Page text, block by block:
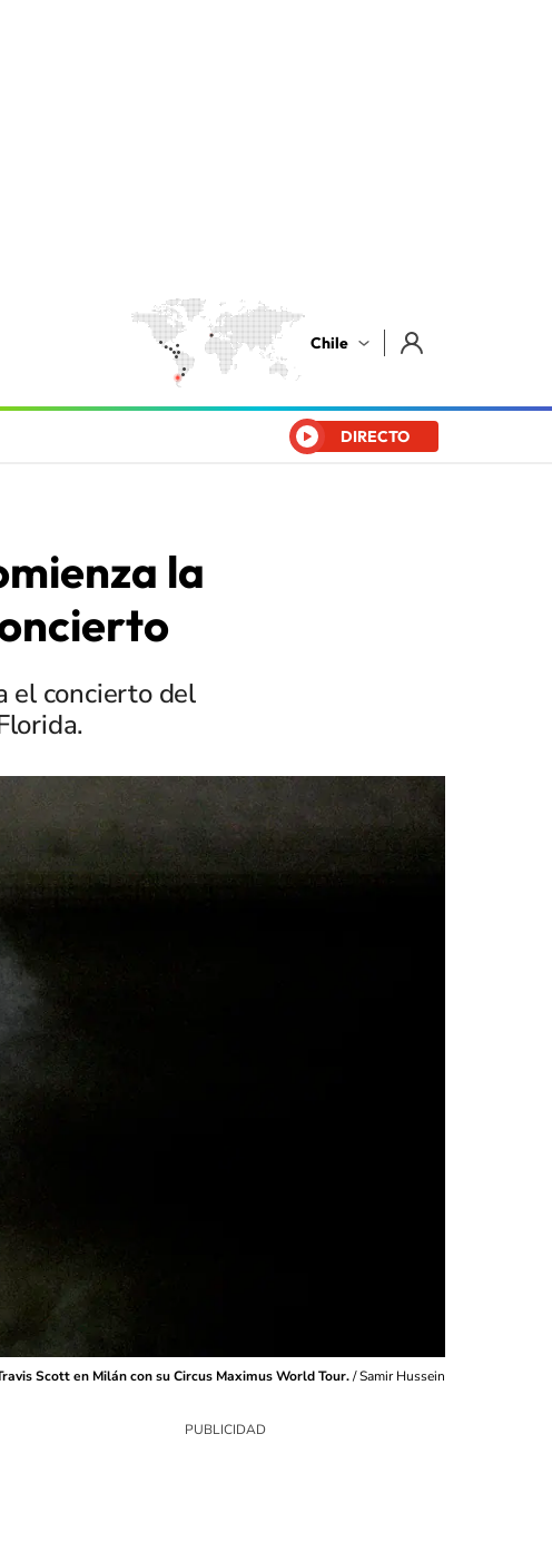
Chile
DIRECTO
la
el concierto del
Scott en Milán con su Circus Maximus World Tour./Samir Hussein